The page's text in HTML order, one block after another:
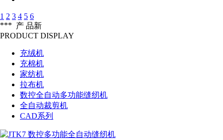
1 2 3 4 5 6
***
新
产 品
PRODUCT DISPLAY
充绒机
充棉机
家纺机
拉布机
数控全自动多功能缝纫机
全自动裁剪机
CAD系列